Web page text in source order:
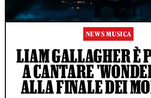
NEWS MUSICA
LIAM GALLAGHER È
A CANTARE
ALLA FINALE DEI